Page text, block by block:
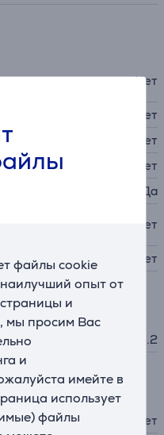
файлы cookie
опыт от
и
мы просим Вас
и
имейте в
использует
файлы
Нет
Нет
Нет
Нет
Да
Нет
Нет
Bluetooth 4.2
Нет